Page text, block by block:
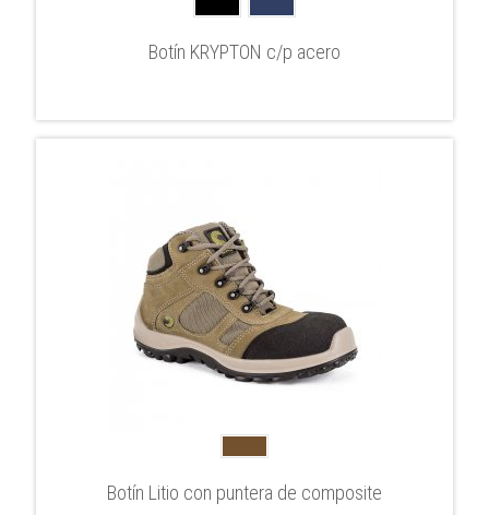
Botín KRYPTON c/p acero
Botín Litio con puntera de composite